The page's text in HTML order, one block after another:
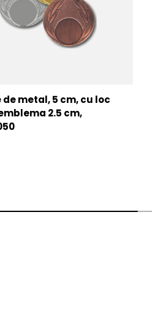
de metal, 5 cm, cu loc
2.5 cm,